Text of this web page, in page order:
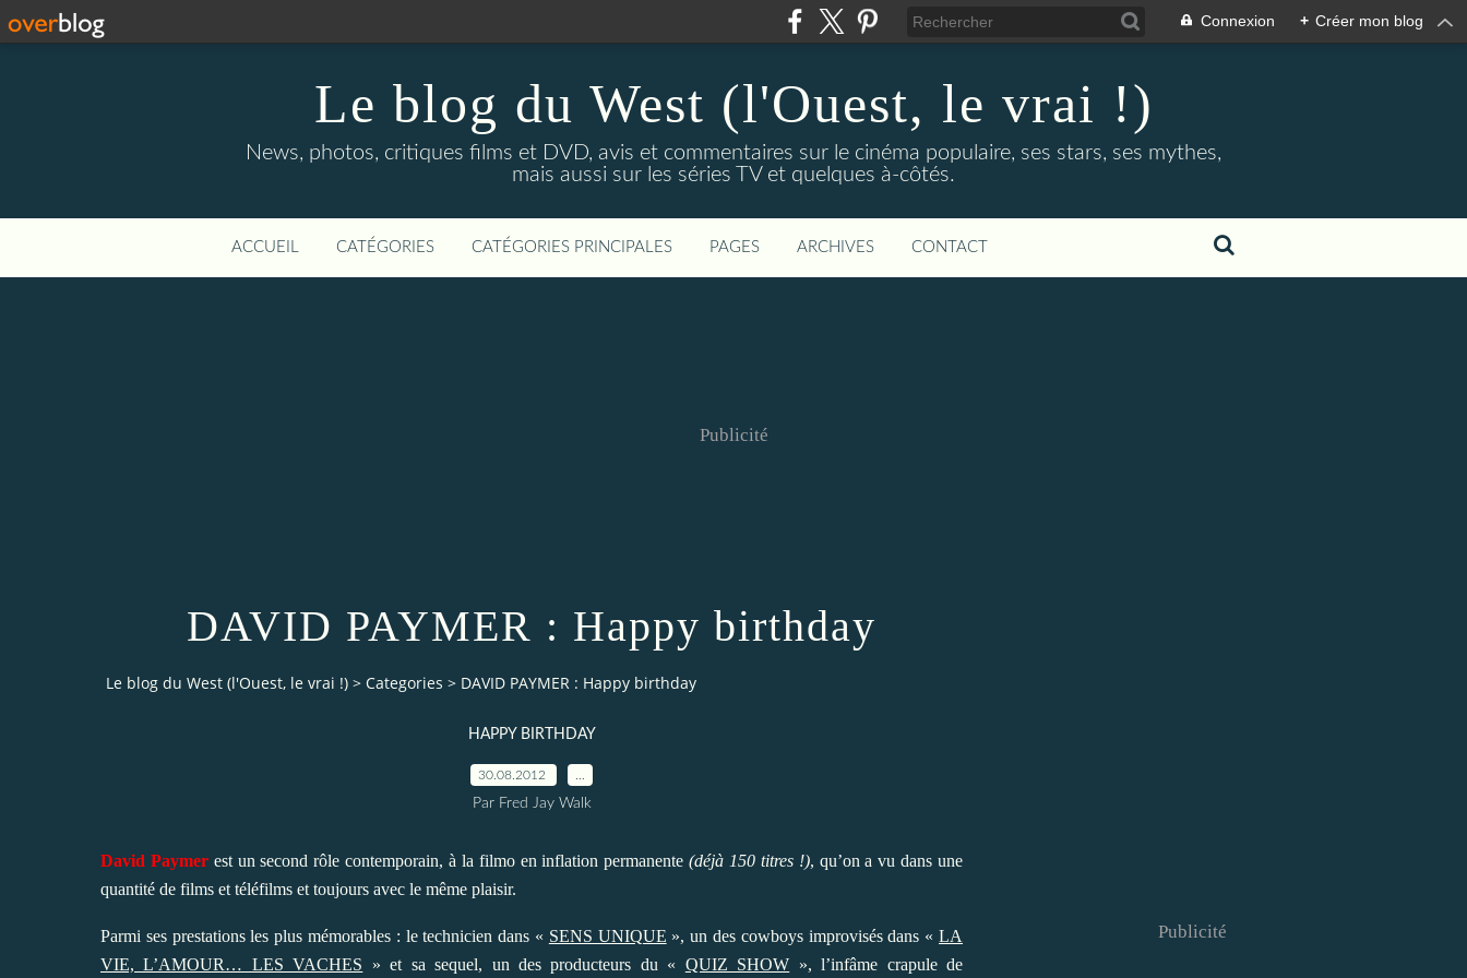
Connexion + Créer mon blog
Le blog du West (l'Ouest, le vrai !)
News, photos, critiques films et DVD, avis et commentaires sur le cinéma populaire, ses stars, ses mythes,
mais aussi sur les séries TV et quelques à-côtés.
ACCUEIL CATÉGORIES CATÉGORIES PRINCIPALES PAGES ARCHIVES CONTACT
Publicité
DAVID PAYMER : Happy birthday
Le blog du West (l'Ouest, le vrai !) > Categories > DAVID PAYMER : Happy birthday
HAPPY BIRTHDAY
30.08.2012
Par Fred Jay Walk
David Paymerest un second rôle contemporain, à la filmo en inflation permanente(déjà 150 titres !), qu’on a vu dans une
quantité de films et téléfilms et toujours avec le même plaisir.
Parmi ses prestations les plus mémorables : le technicien dans « SENS UNIQUE », un des cowboys improvisés dans «LA
VIE, L’AMOUR… LES VACHES » et sa sequel, un des producteurs du « QUIZ SHOW », l’infâme crapule de
Publicité